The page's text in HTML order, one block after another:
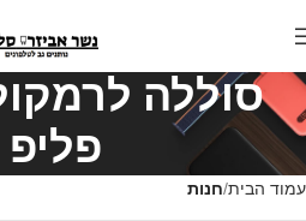
סוללה
פליפ 5
עמוד הבית חנות